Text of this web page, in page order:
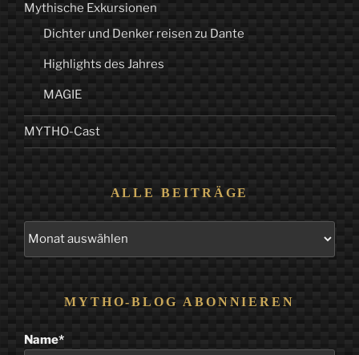
Mythische Exkursionen
Dichter und Denker reisen zu Dante
Highlights des Jahres
MAGIE
MYTHO-Cast
ALLE BEITRÄGE
MYTHO-BLOG ABONNIEREN
Name*